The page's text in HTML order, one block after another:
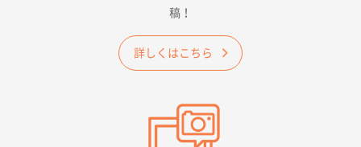
大阪府のお客様
A4フルカラークリアファイル1000枚
稿！
詳しくはこちら